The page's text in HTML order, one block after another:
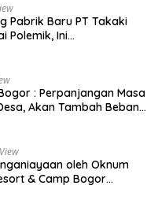
Pabrik Baru PT Takaki
Polemik, Ini
: Perpanjangan Masa
Akan Tambah Beban
oleh Oknum
& Camp Bogor